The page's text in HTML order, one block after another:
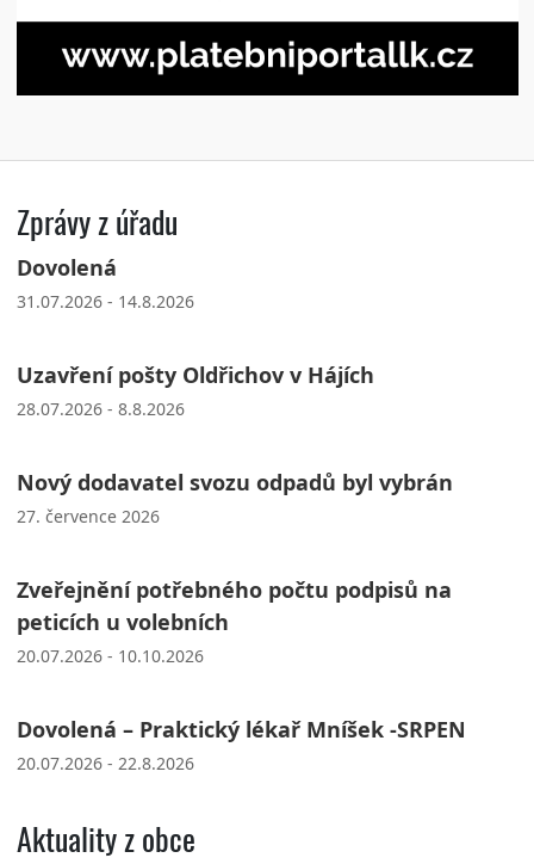
Zprávy z úřadu
Dovolená
31.07.2026 - 14.8.2026
Uzavření pošty Oldřichov v Hájích
28.07.2026 - 8.8.2026
Nový dodavatel svozu odpadů byl vybrán
27. července 2026
Zveřejnění potřebného počtu podpisů na
peticích u volebních
20.07.2026 - 10.10.2026
Dovolená – Praktický lékař Mníšek -SRPEN
20.07.2026 - 22.8.2026
Aktuality z obce